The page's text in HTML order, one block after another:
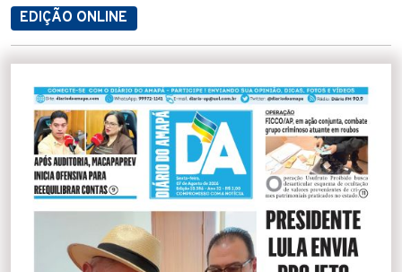
EDIÇÃO ONLINE